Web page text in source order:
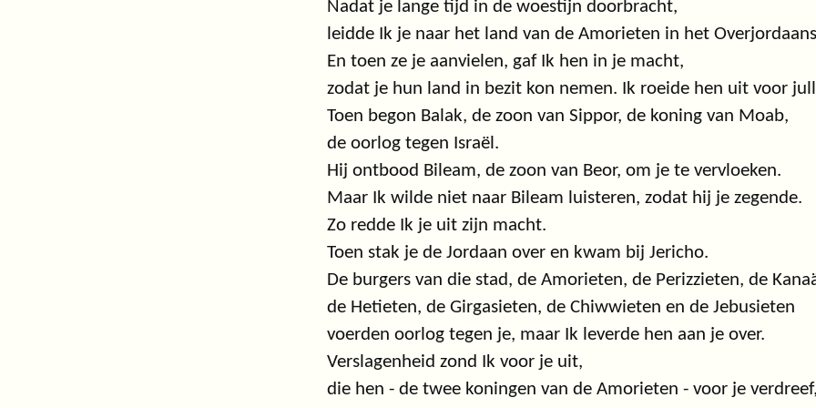
Nadat je lange tijd in de woestijn doorbracht,
leidde Ik je naar het land van de Amorieten in het
En toen ze je aanvielen, gaf Ik hen in je macht,
zodat je hun land in bezit kon nemen. Ik roeide hen uit voor
Toen begon Balak, de zoon van Sippor, de koning van Moab,
de oorlog tegen Israël.
Hij ontbood Bileam, de zoon van Beor, om je te vervloeken.
Maar Ik wilde niet naar Bileam luisteren, zodat hij je zegende.
Zo redde Ik je uit zijn macht.
Toen stak je de Jordaan over en kwam bij Jericho.
De burgers van die stad, de Amorieten, de Perizzieten, de
de Hetieten, de Girgasieten, de Chiwwieten en de Jebusieten
voerden oorlog tegen je, maar Ik leverde hen aan je over.
Verslagenheid zond Ik voor je uit,
die hen - de twee koningen van de Amorieten - voor je verdreef,